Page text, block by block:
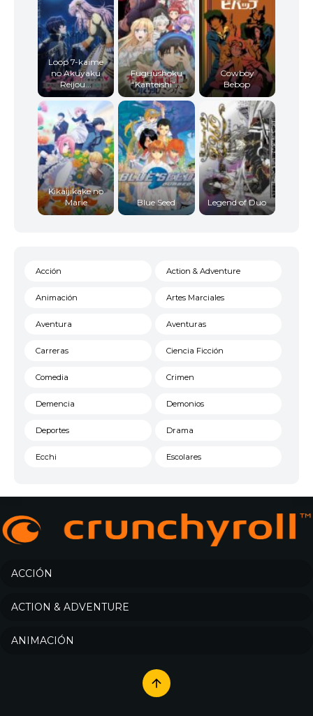
Loop 7-kaime
no Akuyaku
Reijou...
Fuguushoku
“Kanteishi”...
Cowboy
Bebop
Kikaijikake no
Marie
Blue Seed Legend of Duo
Acción Action & Adventure
Animación Artes Marciales
Aventura Aventuras
Carreras Ciencia Ficción
Comedia Crimen
Demencia Demonios
Deportes Drama
Ecchi Escolares
Historico Infantil
Misterio
Recuentos de la vida
ACCIÓN
ACTION & ADVENTURE
ANIMACIÓN